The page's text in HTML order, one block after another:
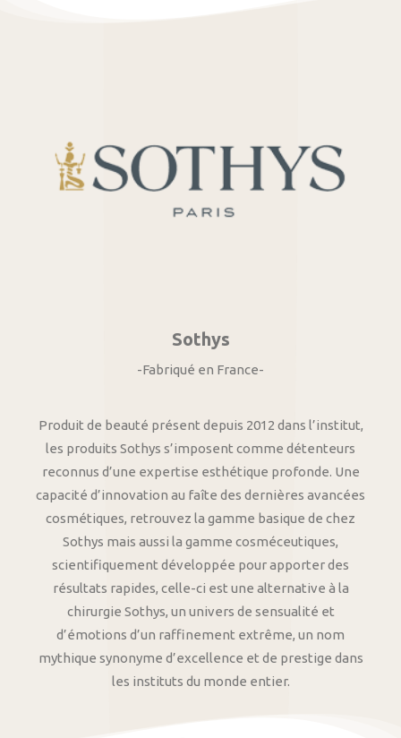
Sothys
-Fabriqué en France-
Produit de beauté présent depuis 2012 dans l’institut,
les produits Sothys s’imposent comme détenteurs
reconnus d’une expertise esthétique profonde. Une
capacité d’innovation au faîte des dernières avancées
cosmétiques, retrouvez la gamme basique de chez
Sothys mais aussi la gamme cosméceutiques,
scientifiquement développée pour apporter des
résultats rapides, celle-ci est une alternative à la
chirurgie Sothys, un univers de sensualité et
d’émotions d’un raffinement extrême, un nom
mythique synonyme d’excellence et de prestige dans
les instituts du monde entier.